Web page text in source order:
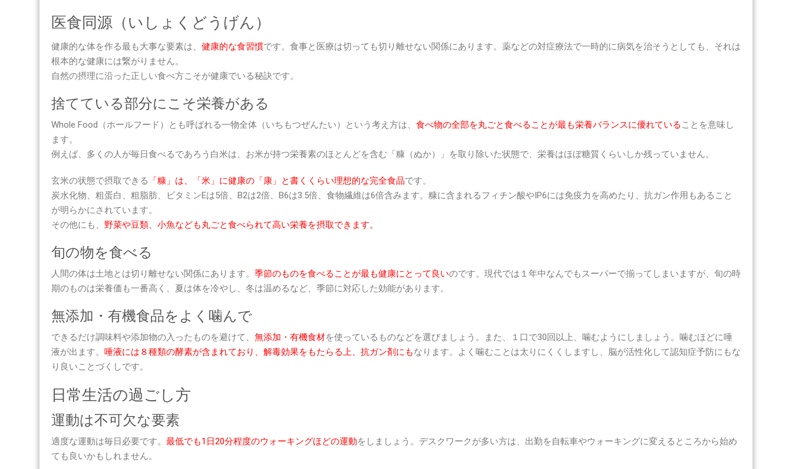
高
め
る
生
活
は
医食同源（いしょくどうげん）
健康的な体を作る最も大事な要素は、 健康的な食習慣です。食事と医療は切っても切り離せない関係にあります。薬などの対症療法で一時的に病気を治そうとしても、それは
根本的な健康には繋がりません。
自然の摂理に沿った正しい食べ方こそが健康でいる秘訣です。
捨てている部分にこそ栄養がある
Whole Food（ホールフード）とも呼ばれる一物全体（いちもつぜんたい）という考え方は、 食べ物の全部を丸ごと食べることが最も栄養バランスに優れている ことを意味し
ます。
例えば、多くの人が毎日食べるであろう白米は、お米が持つ栄養素のほとんどを含む「糠（ぬか）」を取り除いた状態で、栄養はほぼ糖質くらいしか残っていません。
玄米の状態で摂取できる 「糠」は、「米」に健康の「康」と書くくらい理想的な完全食品です。
炭水化物、粗蛋白、粗脂肪、ビタミンEは5倍、B2は2倍、B6は3.5倍、食物繊維は6倍含みます。糠に含まれるフィチン酸やIP6には免疫力を高めたり、抗ガン作用もあること
が明らかにされています。
その他にも、 野菜や豆類、小魚なども丸ごと食べられて高い栄養を摂取できます。
旬の物を食べる
人間の体は土地とは切り離せない関係にあります。 季節のものを食べることが最も健康にとって良いのです。現代では１年中なんでもスーパーで揃ってしまいますが、旬の時
期のものは栄養価も一番高く、夏は体を冷やし、冬は温めるなど、季節に対応した効能があります。
無添加・有機食品をよく噛んで
できるだけ調味料や添加物の入ったものを避けて、 無添加・有機食材を使っているものなどを選びましょう。また、１口で30回以上、噛むようにしましょう。噛むほどに唾
液が出ます。 唾液には８種類の酵素が含まれており、解毒効果をもたらる上、抗ガン剤にもなります。よく噛むことは太りにくくしますし、脳が活性化して認知症予防にもな
り良いことづくしです。
日常生活の過ごし方
運動は不可欠な要素
適度な運動は毎日必要です。 最低でも1日20分程度のウォーキングほどの運動をしましょう。デスクワークが多い方は、出勤を自転車やウォーキングに変えるところから始め
ても良いかもしれません。